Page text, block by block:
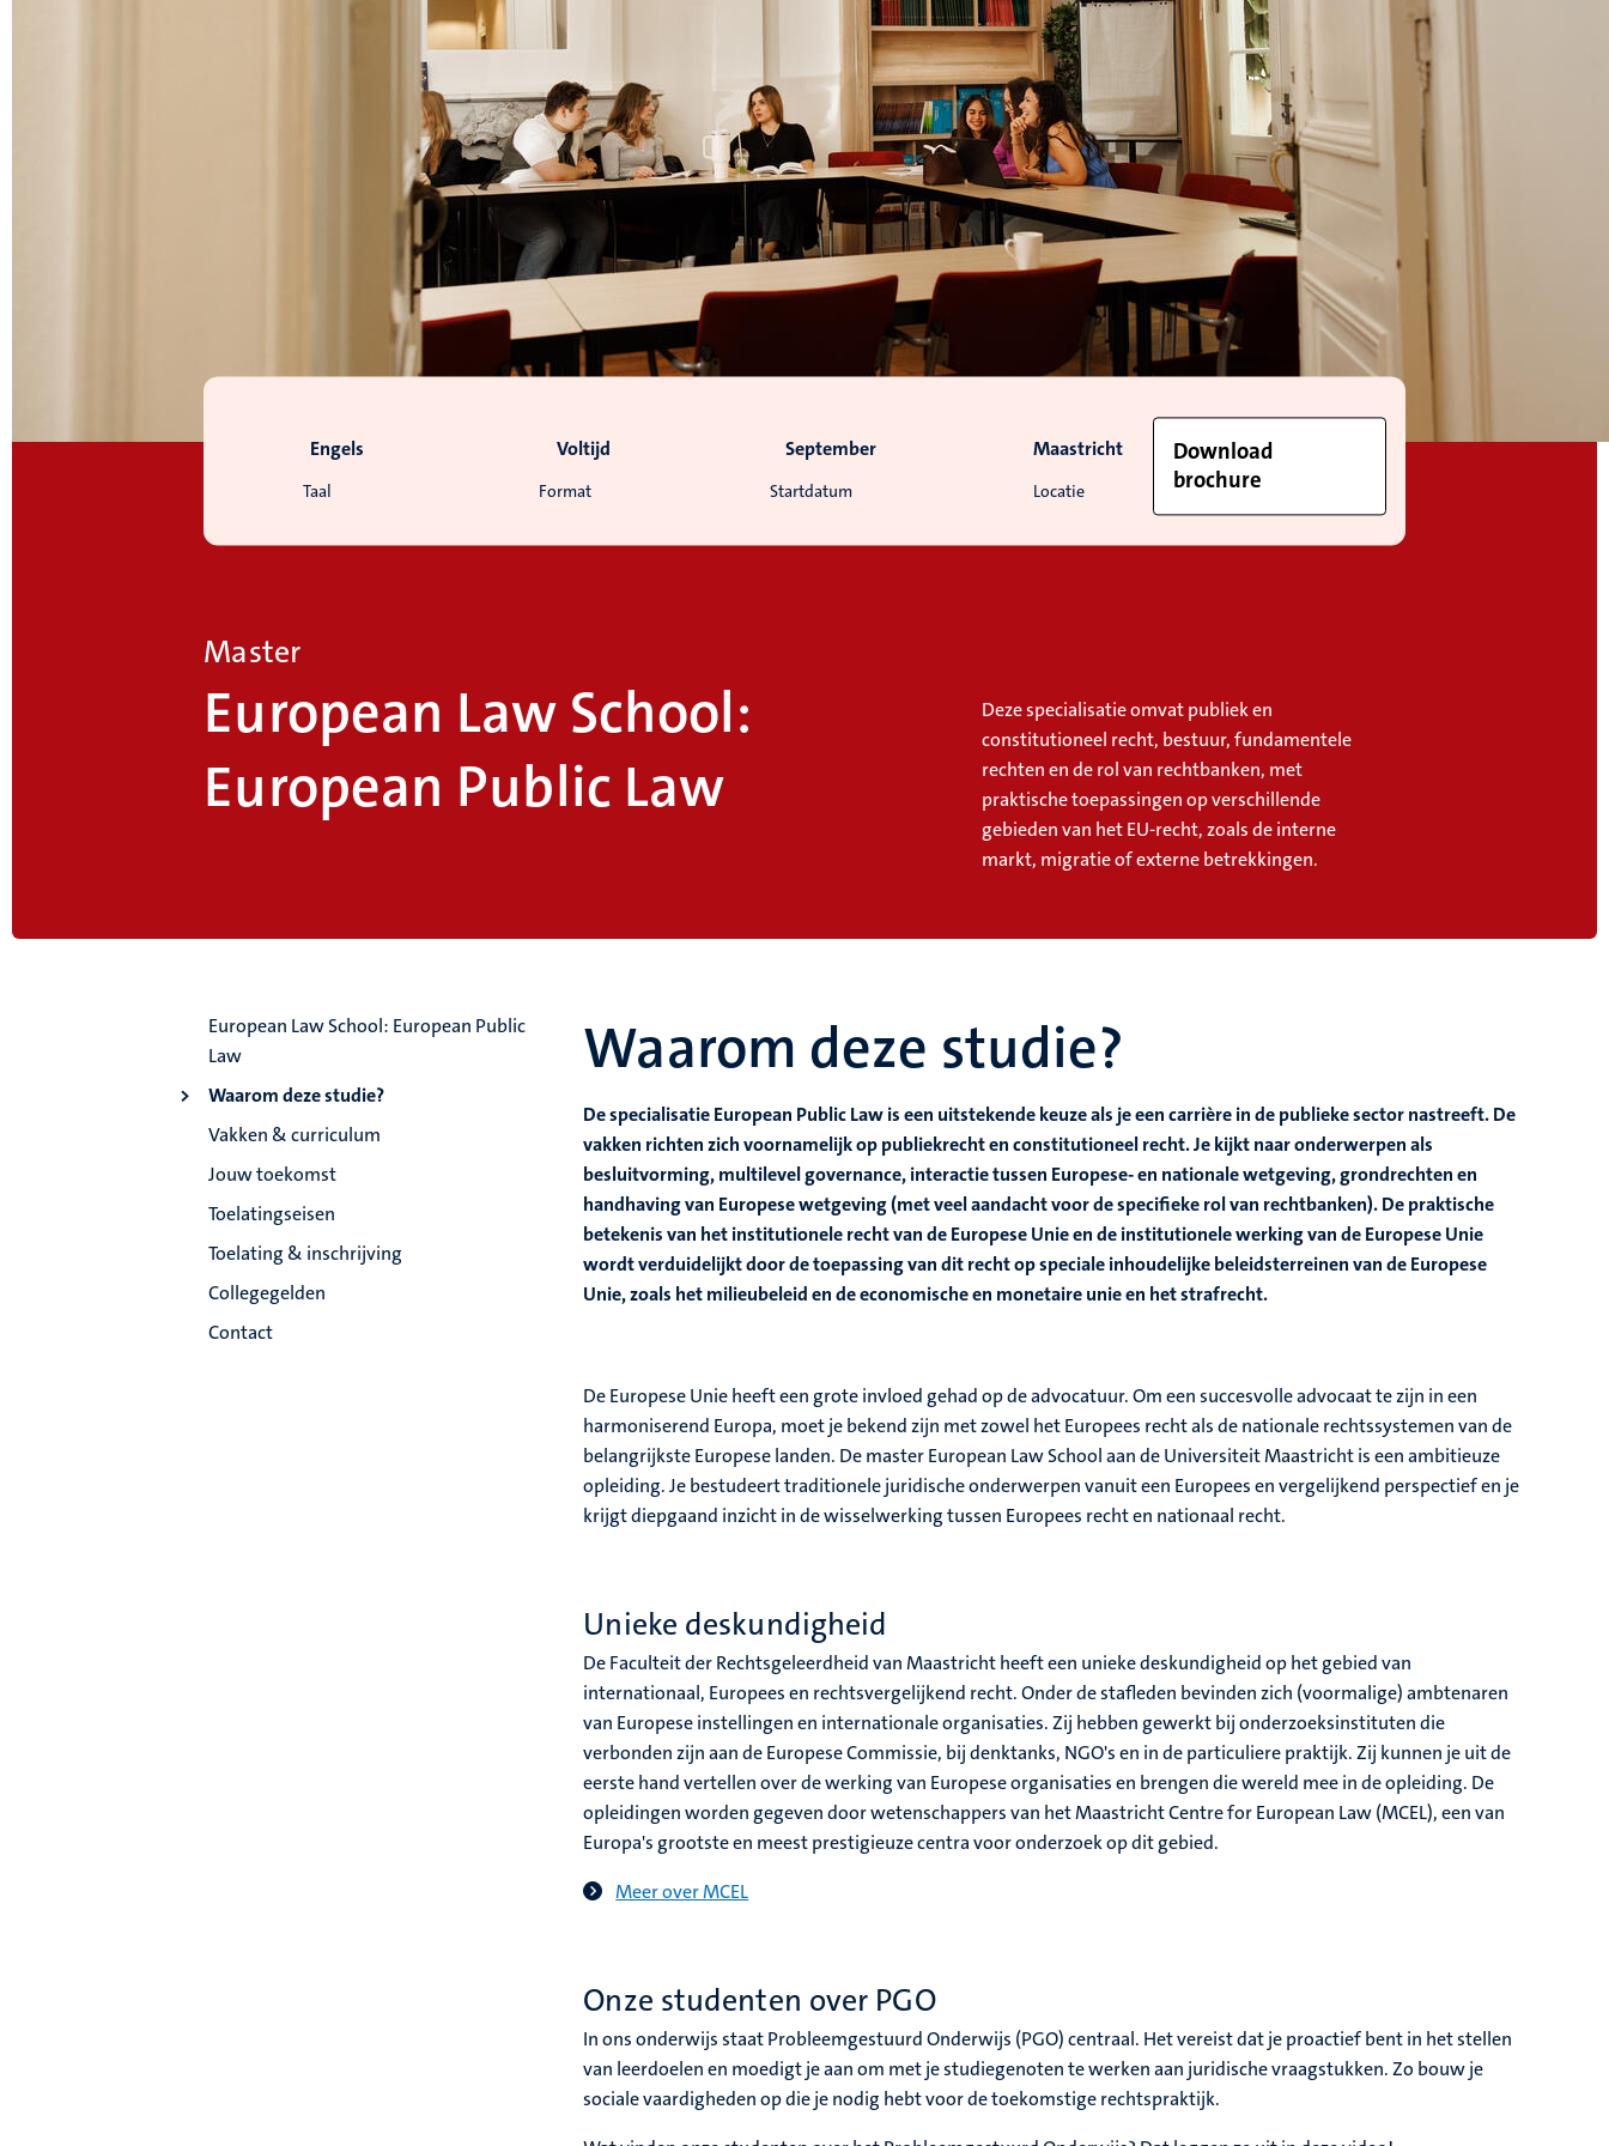
Taal
Engels
Format
Voltijd
Startdatum
September
Locatie
Maastricht
Download
brochure
Master
European Law School:
European Public Law
Deze specialisatie omvat publiek en
constitutioneel recht, bestuur, fundamentele
rechten en de rol van rechtbanken, met
praktische toepassingen op verschillende
gebieden van het EU-recht, zoals de interne
markt, migratie of externe betrekkingen.
European Law School: European Public
Law
Waarom deze studie?
Vakken & curriculum
Jouw toekomst
Toelatingseisen
Toelating & inschrijving
Collegegelden
Contact
Waarom deze studie?
De specialisatie European Public Law is een uitstekende keuze als je een carrière in de publieke sector nastreeft. De
vakken richten zich voornamelijk op publiekrecht en constitutioneel recht. Je kijkt naar onderwerpen als
besluitvorming, multilevel governance, interactie tussen Europese- en nationale wetgeving, grondrechten en
handhaving van Europese wetgeving (met veel aandacht voor de specifieke rol van rechtbanken). De praktische
betekenis van het institutionele recht van de Europese Unie en de institutionele werking van de Europese Unie
wordt verduidelijkt door de toepassing van dit recht op speciale inhoudelijke beleidsterreinen van de Europese
Unie, zoals het milieubeleid en de economische en monetaire unie en het strafrecht.
De Europese Unie heeft een grote invloed gehad op de advocatuur. Om een succesvolle advocaat te zijn in een
harmoniserend Europa, moet je bekend zijn met zowel het Europees recht als de nationale rechtssystemen van de
belangrijkste Europese landen. De master European Law School aan de Universiteit Maastricht is een ambitieuze
opleiding. Je bestudeert traditionele juridische onderwerpen vanuit een Europees en vergelijkend perspectief en je
krijgt diepgaand inzicht in de wisselwerking tussen Europees recht en nationaal recht.
Unieke deskundigheid
De Faculteit der Rechtsgeleerdheid van Maastricht heeft een unieke deskundigheid op het gebied van
internationaal, Europees en rechtsvergelijkend recht. Onder de stafleden bevinden zich (voormalige) ambtenaren
van Europese instellingen en internationale organisaties. Zij hebben gewerkt bij onderzoeksinstituten die
verbonden zijn aan de Europese Commissie, bij denktanks, NGO's en in de particuliere praktijk. Zij kunnen je uit de
eerste hand vertellen over de werking van Europese organisaties en brengen die wereld mee in de opleiding. De
opleidingen worden gegeven door wetenschappers van het Maastricht Centre for European Law (MCEL), een van
Europa's grootste en meest prestigieuze centra voor onderzoek op dit gebied.
Meer over MCEL
Onze studenten over PGO
In ons onderwijs staat Probleemgestuurd Onderwijs (PGO) centraal. Het vereist dat je proactief bent in het stellen
van leerdoelen en moedigt je aan om met je studiegenoten te werken aan juridische vraagstukken. Zo bouw je
sociale vaardigheden op die je nodig hebt voor de toekomstige rechtspraktijk.